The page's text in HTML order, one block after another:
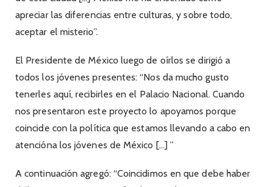
apreciar las diferencias entre culturas, y sobre todo,
aceptar el misterio”.
El Presidente de México luego de oírlos se dirigió a
todos los jóvenes presentes: “Nos da mucho gusto
tenerles aquí, recibirles en el Palacio Nacional. Cuando
nos presentaron este proyecto lo apoyamos porque
coincide con la política que estamos llevando a cabo en
atencióna los jóvenes de México […] ”
A continuación agregó: “Coincidimos en que debe haber